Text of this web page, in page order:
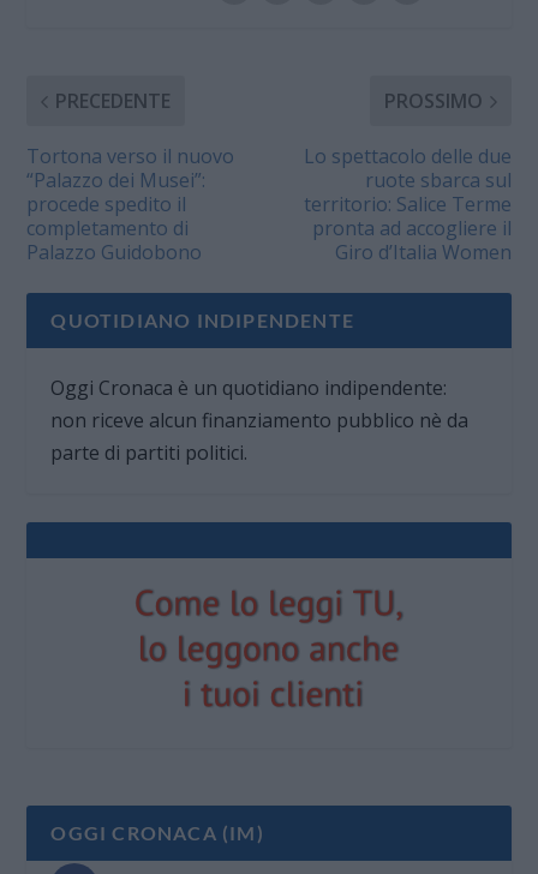
PRECEDENTE
Tortona verso il nuovo
“Palazzo dei Musei”:
procede spedito il
completamento di
Palazzo Guidobono
PROSSIMO
Lo spettacolo delle due
ruote sbarca sul
territorio: Salice Terme
pronta ad accogliere il
Giro d’Italia Women
QUOTIDIANO INDIPENDENTE
Oggi Cronaca è un quotidiano indipendente:
non riceve alcun finanziamento pubblico nè da
parte di partiti politici.
OGGI CRONACA (IM)